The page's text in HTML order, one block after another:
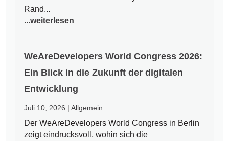
Rand...
...weiterlesen
WeAreDevelopers World Congress 2026:
Ein Blick in die Zukunft der digitalen
Entwicklung
Juli 10, 2026 |Allgemein
Der WeAreDevelopers World Congress in Berlin
zeigt eindrucksvoll, wohin sich die